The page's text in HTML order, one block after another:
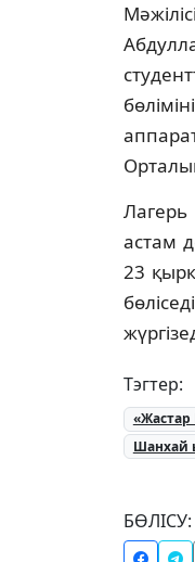
астам
23
Тэгтер:
«Жастар
Шанхай
БӨЛІСУ: